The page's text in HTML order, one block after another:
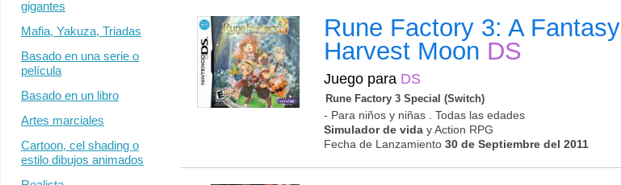
gigantes
Mafia, Yakuza, Triadas
Basado en una serie o
película
Basado en un libro
Artes marciales
Cartoon, cel shading o
estilo dibujos animados
Rune Factory 3: A Fantasy
Harvest Moon DS
Juego para DS
Rune Factory 3 Special (Switch)
- Para niños y niñas . Todas las edades
Simulador de vida y Action RPG
Fecha de Lanzamiento30 de Septiembre del 2011